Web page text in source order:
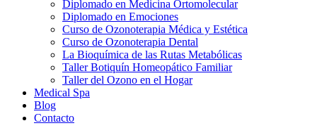
Diplomado en Medicina Ortomolecular
Diplomado en Emociones
Curso de Ozonoterapia Médica y Estética
Curso de Ozonoterapia Dental
La Bioquímica de las Rutas Metabólicas
Taller Botiquín Homeopático Familiar
Taller del Ozono en el Hogar
Medical Spa
Blog
Contacto